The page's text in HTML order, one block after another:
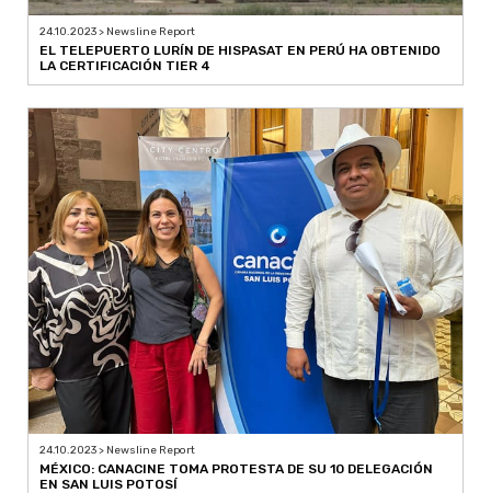
24.10.2023 > Newsline Report
EL TELEPUERTO LURÍN DE HISPASAT EN PERÚ HA OBTENIDO
LA CERTIFICACIÓN TIER 4
24.10.2023 > Newsline Report
MÉXICO: CANACINE TOMA PROTESTA DE SU 10 DELEGACIÓN
EN SAN LUIS POTOSÍ